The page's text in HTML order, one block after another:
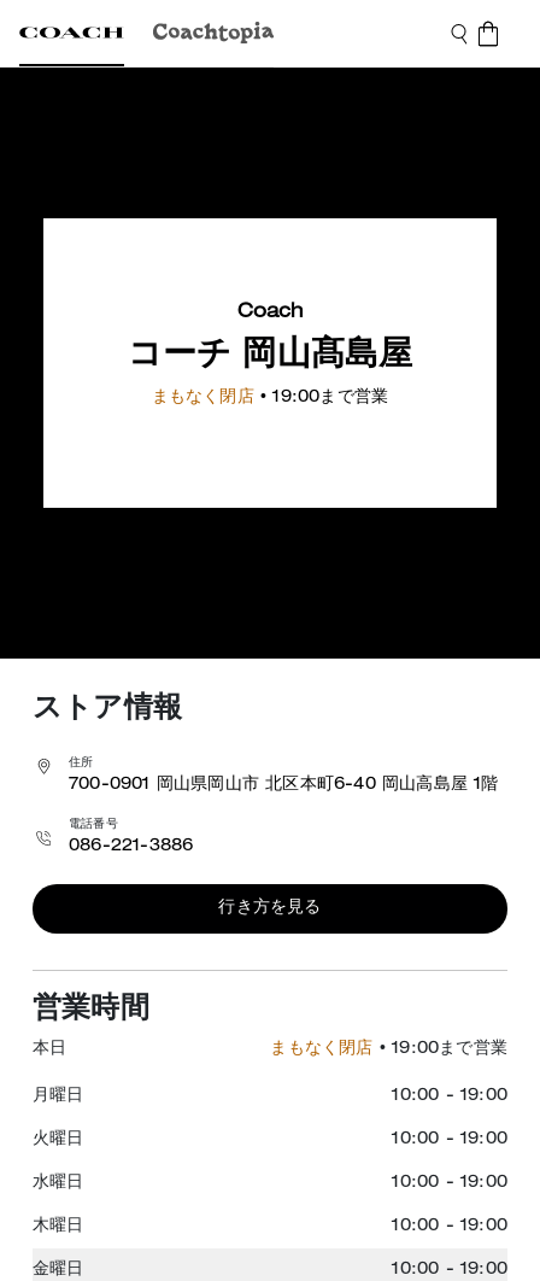
Coach
コーチ 岡山髙島屋
まもなく閉店 • 19:00まで営業
ストア情報
住所
700-0901 岡山県岡山市 北区本町6-40 岡山高島屋 1階
電話番号
086-221-3886
行き方を見る
営業時間
本日 まもなく閉店 • 19:00まで営業
月曜日 10:00 -19:00
火曜日 10:00 -19:00
水曜日 10:00 -19:00
木曜日 10:00 -19:00
金曜日 10:00 -19:00